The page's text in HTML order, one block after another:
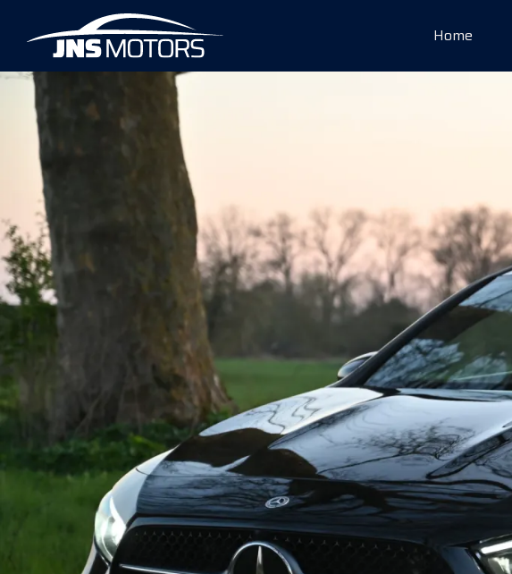
Home